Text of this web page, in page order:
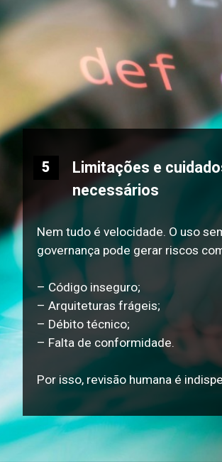
Limitações e
necessários
Nem tudo é velocidade. O uso
governança pode gerar riscos
– Código inseguro;
– Arquiteturas frágeis;
– Débito técnico;
– Falta de conformidade.
Por isso, revisão humana é
5